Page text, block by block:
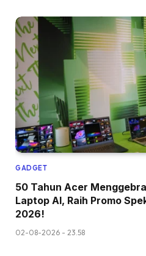
GADGET
50 Tahun Acer
Laptop AI, Raih Promo
2026!
02-08-2026 - 23.58